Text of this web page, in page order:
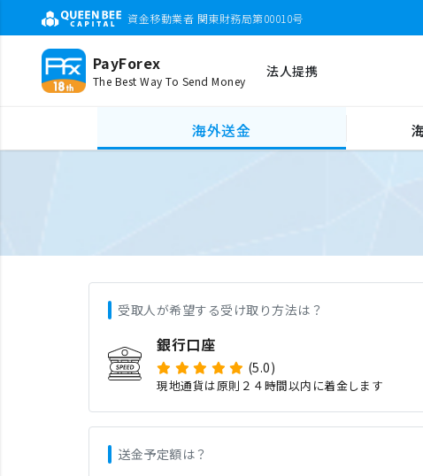
資金移動業者 関東財務局第00010号
PayForex
The Best Way To Send Money
法人提携
海外送金
受取人が希望する受け取り方法は？
銀行口座
(5.0)
現地通貨は原則２４時間以内に着金します
送金予定額は？